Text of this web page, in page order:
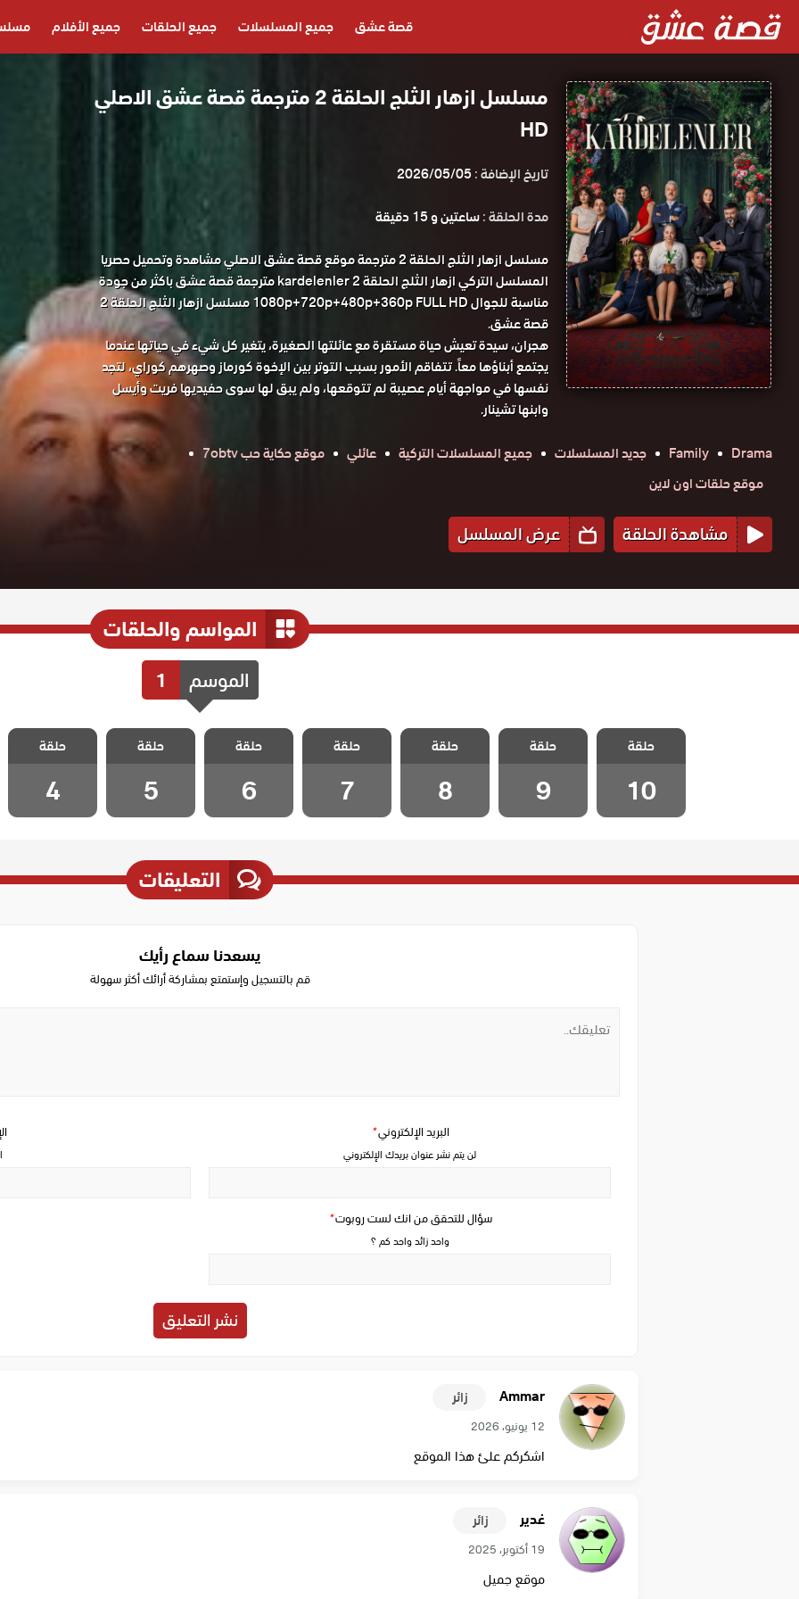
قصة عشق جميع المسلسلات جميع الحلقات جميع الأفلام
مسلسل ازهار الثلج الحلقة 2 مترجمة قصة عشق الاصلي
HD
تاريخ الإضافة :2026/05/05
مدة الحلقة :ساعتين و 15 دقيقة
مسلسل ازهار الثلج الحلقة 2 مترجمة موقع قصة عشق الاصلي مشاهدة وتحميل حصريا
المسلسل التركي ازهار الثلج الحلقة 2 kardelenler مترجمة قصة عشق باكثر من جودة
مناسبة للجوال 1080p+720p+480p+360p FULL HD مسلسل ازهار الثلج الحلقة 2
قصة عشق.
هجران، سيدة تعيش حياة مستقرة مع عائلتها الصغيرة، يتغير كل شيء في حياتها عندما
يجتمع أبناؤها معاً. تتفاقم الأمور بسبب التوتر بين الإخوة كورماز وصهرهم كوراي، لتجد
نفسها في مواجهة أيام عصيبة لم تتوقعها، ولم يبق لها سوى حفيديها فريت وأيسل
وابنها تشينار.
Drama
Family جديد المسلسلات جميع المسلسلات التركية عائلي
موقع حكاية حب 7obtv
موقع حلقات اون لاين
مشاهدة الحلقة عرض المسلسل
المواسم والحلقات
الموسم 1
مسلسل ازهار
والاخيرة
حلقة
10
مسلسل ازهار
الثلج الحلقة 9
حلقة
9
مسلسل ازهار
الثلج الحلقة 8
حلقة
8
مسلسل ازهار
الثلج الحلقة 7
حلقة
7
مسلسل ازهار
الثلج الحلقة 6
حلقة
6
مسلسل ازهار
الثلج الحلقة 5
حلقة
5
مسلسل ازهار
الثلج الحلقة 4
حلقة
4
التعليقات
يسعدنا سماع رأيك
قم بالتسجيل وإستمتع بمشاركة أرائك أكثر سهولة
سؤال للتحقق من انك لست روبوت*
واحد زائد واحد كم ؟
البريد الإلكتروني*
لن يتم نشر عنوان بريدك الإلكتروني
Ammar زائر
12 يونيو، 2026
اشكركم علئ هذا الموقع
غدير زائر
19 أكتوبر، 2025
موقع جميل